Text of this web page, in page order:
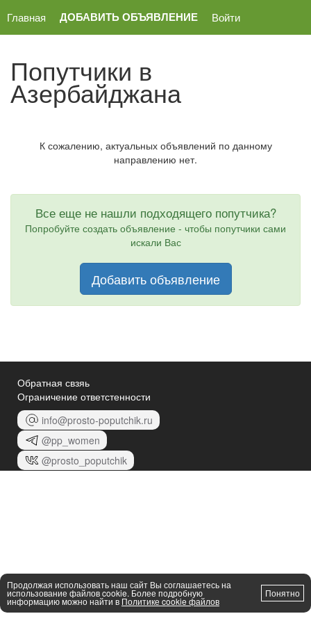
Главная ДОБАВИТЬ ОБЪЯВЛЕНИЕ Войти
Попутчики в
Азербайджана
К сожалению, актуальных объявлений по данному
направлению нет.
Все еще не нашли подходящего попутчика?
Попробуйте создать объявление - чтобы попутчики сами
искали Вас
Добавить объявление
Обратная свзяь
Ограничение ответстенности
info@prosto-poputchik.ru
@pp_women
@prosto_poputchik
Продолжая использовать наш сайт Вы соглашаетесь на
использование файлов cookie. Более подробную
информацию можно найти в Политике cookie файлов
Понятно